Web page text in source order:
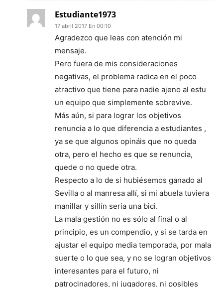
Estudiante1973
17 abril 2017 En 00:10
Agradezco que leas con atención mi
mensaje.
Pero fuera de mis consideraciones
negativas, el problema radica en el poco
atractivo que tiene para nadie ajeno al estu
un equipo que simplemente sobrevive.
Más aún, si para lograr los objetivos
renuncia a lo que diferencia a estudiantes ,
ya se que algunos opináis que no queda
otra, pero el hecho es que se renuncia,
quede o no quede otra.
Respecto a lo de si hubiésemos ganado al
Sevilla o al manresa allí, si mi abuela tuviera
manillar y sillín seria una bici.
La mala gestión no es sólo al final o al
principio, es un compendio, y si se tarda en
ajustar el equipo media temporada, por mala
suerte o lo que sea, y no se logran objetivos
interesantes para el futuro, ni
patrocinadores, ni jugadores, ni posibles